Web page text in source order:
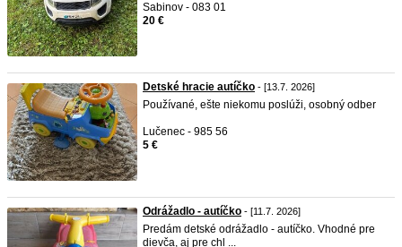
Sabinov - 083 01
20 €
Detské hracie autíčko - [13.7. 2026]
Používané, ešte niekomu poslúži, osobný odber
Lučenec - 985 56
5 €
Odrážadlo - autíčko - [11.7. 2026]
Predám detské odrážadlo - autíčko. Vhodné pre
dievča, aj pre chl ...